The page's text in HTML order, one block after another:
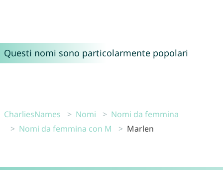
Questi nomi sono particolarmente popolari
CharliesNames Nomi
Nomi da femmina
Nomi da femmina con M
Marlen